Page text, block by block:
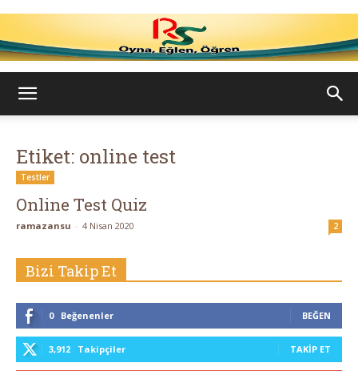
Etiket: online test
Testler
Online Test Quiz
ramazansu - 4 Nisan 2020 2
Bizi Takip Et
0 Beğenenler BEĞEN
3,912 Takipçiler TAKIP ET